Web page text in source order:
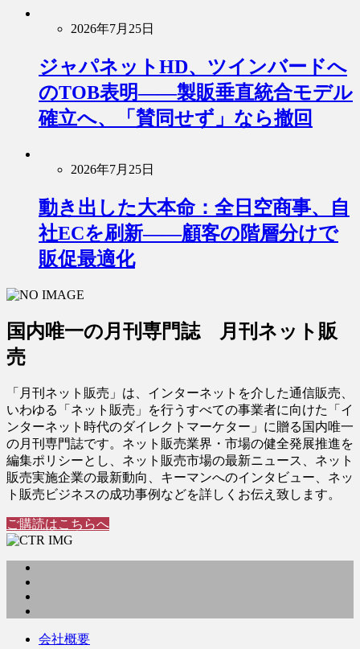
2026年7月25日
ジャパネットHD、ツインバードへ
のTOB表明――製販垂直統合モデル
確立へ、「賛同せず」なら撤回
2026年7月25日
動き出した大本命：全日空商事、自
社ECを刷新――顧客の階層分けで
販促最適化
国内唯一の月刊専門誌 月刊ネット販
売
「月刊ネット販売」は、インターネットを介した通信販売、
いわゆる「ネット販売」を行うすべての事業者に向けた「イ
ンターネット時代のダイレクトマーケター」に贈る国内唯一
の月刊専門誌です。ネット販売業界・市場の健全発展推進を
編集ポリシーとし、ネット販売市場の最新ニュース、ネット
販売実施企業の最新動向、キーマンへのインタビュー、ネッ
ト販売ビジネスの成功事例などを詳しくお伝え致します。
ご購読はこちらへ
会社概要